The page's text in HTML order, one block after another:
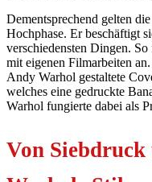
Dementsprechend gelten
Hochphase. Er beschäftigt
verschiedensten Dingen.
mit eigenen Filmarbeiten
Andy Warhol gestaltete
welches eine gedruckte
Warhol fungierte dabei als
Von